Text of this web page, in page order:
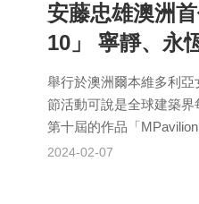
安藤忠雄澳洲
10」 寧靜、永
舉行於澳洲爾本維多利
節活動可說是全球建築
第十屆的作品「
建築獎得主日本建築師安
2024-02-07